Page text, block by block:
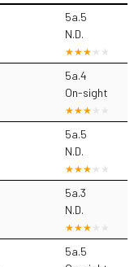
5a.5
N.D.
5a.4
On-sight
5a.5
N.D.
5a.3
N.D.
5a.5